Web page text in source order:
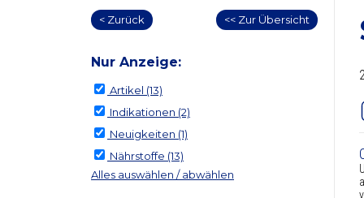
< Zurück << Zur Übersicht
Nur Anzeige:
Artikel (13)
Indikationen (2)
Neuigkeiten (1)
Nährstoffe (13)
Alles auswählen / abwählen